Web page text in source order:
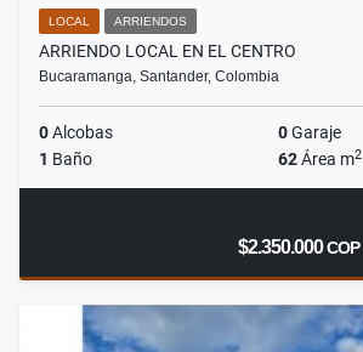
LOCAL ARRIENDOS
ARRIENDO LOCAL EN EL CENTRO
Bucaramanga, Santander, Colombia
0Alcobas 0Garaje
1 Baño 62Área m2
$2.350.000COP